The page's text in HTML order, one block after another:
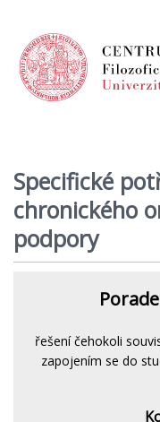
Specifické
chronického
podpory
řešení čehokoli
zapojením se do